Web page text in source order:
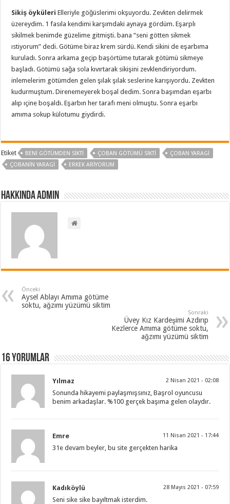
Sikiş öyküleri Elleriyle göğüslerimi okşuyordu. Zevkten delirmek
üzereydim. 1 fasıla kendimi karşımdaki aynaya gördüm. Eşarplı
sikilmek benimde güzelime gitmişti. bana “seni götten sikmek
ıstiyorum” dedi. Götüme biraz krem sürdü. Kendi sikini de eşarbıma
kuruladı. Sonra arkama geçip başörtüme tutarak götümü sikmeye
başladı. Götümü sağa sola kıvırtarak sikişini zevklendiriyordum.
inlemelerim götümden gelen şılak şılak seslerine karışıyordu. Zevkten
kudurmuştum. Direnemeyerek boşal dedim. Sonra başımdan eşarbı
alıp ıçine boşaldı. Eşarbın her tarafı meni olmuştu. Sonra eşarbı
amıma sokup külotumu giydirdi.
Etiket BENI GÖTÜMDEN SIKTI ÇOBAN GÖTÜMÜ SIKTI
ÇOBAN YARAGI
ÇOBANIN YARAGI
ERKEK ARIYORUM
Hakkında admin
Önceki
Aysel Ablayı Amıma götüme
soktu, ağzımı yüzümü siktim
Sonraki
Üvey Kız Kardeşimi Azdırıp
Kezlerce Amıma götüme soktu,
ağzımı yüzümü siktim
16 Yorumlar
Yılmaz 2 Nisan 2021 - 02:08
Sonunda hikayemi paylaşmışsınız, Başrol oyuncusu
benim arkadaşlar. %100 gerçek başıma gelen olaydır.
Emre 11 Nisan 2021 - 17:44
31e devam beyler, bu site gerçekten harika
Kadıköylü 28 Mayıs 2021 - 07:59
Seni sike sike bayıltmak isterdim.